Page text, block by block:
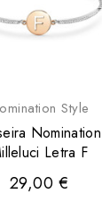
Style
Nomination
Letra F
29,00 €